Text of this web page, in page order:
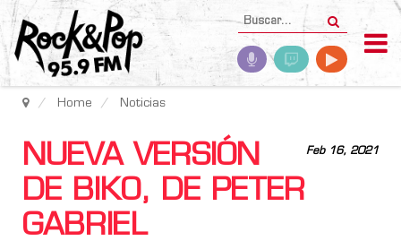
Home Noticias
Feb 16, 2021
NUEVA VERSIÓN
DE BIKO, DE PETER
GABRIEL